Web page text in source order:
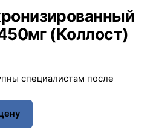
(Коллост)
специалистам после